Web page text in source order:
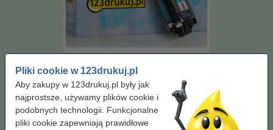
Pliki cookie w 123drukuj.pl
Aby zakupy w 123drukuj.pl były jak
najprostsze, używamy plików cookie i
podobnych technologii. Funkcjonalne
pliki cookie zapewniają prawidłowe
OEM: TN247C
Kolor:niebieski
niebieski